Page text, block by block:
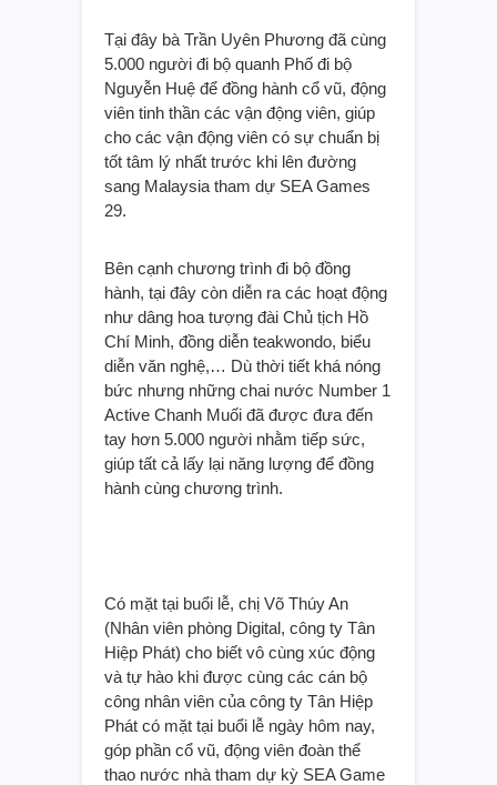
Tại đây bà Trần Uyên Phương đã cùng
5.000 người đi bộ quanh Phố đi bộ
Nguyễn Huệ để đồng hành cổ vũ, động
viên tinh thần các vận động viên, giúp
cho các vận động viên có sự chuẩn bị
tốt tâm lý nhất trước khi lên đường
sang Malaysia tham dự SEA Games
29.
Bên cạnh chương trình đi bộ đồng
hành, tại đây còn diễn ra các hoạt động
như dâng hoa tượng đài Chủ tịch Hồ
Chí Minh, đồng diễn teakwondo, biểu
diễn văn nghệ,… Dù thời tiết khá nóng
bức nhưng những chai nước Number 1
Active Chanh Muối đã được đưa đến
tay hơn 5.000 người nhằm tiếp sức,
giúp tất cả lấy lại năng lượng để đồng
hành cùng chương trình.
Có mặt tại buổi lễ, chị Võ Thúy An
(Nhân viên phòng Digital, công ty Tân
Hiệp Phát) cho biết vô cùng xúc động
và tự hào khi được cùng các cán bộ
công nhân viên của công ty Tân Hiệp
Phát có mặt tại buổi lễ ngày hôm nay,
góp phần cổ vũ, động viên đoàn thể
thao nước nhà tham dự kỳ SEA Game